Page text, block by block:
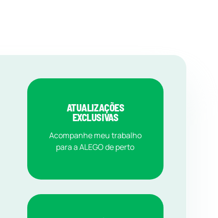
ATUALIZAÇÕES
EXCLUSIVAS
Acompanhe meu trabalho
para a ALEGO de perto